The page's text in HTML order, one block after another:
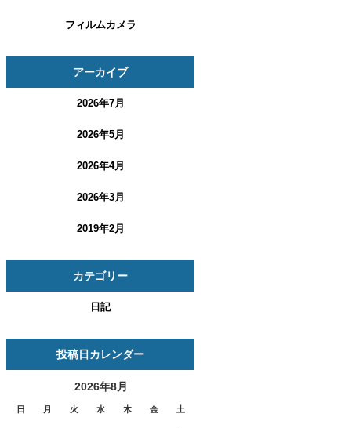
フィルムカメラ
アーカイブ
2026年7月
2026年5月
2026年4月
2026年3月
2019年2月
カテゴリー
日記
投稿日カレンダー
2026年8月
日 月 火 水 木 金 土